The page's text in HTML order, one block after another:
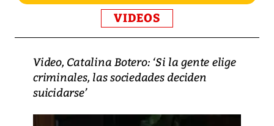
VIDEOS
Video, Catalina Botero: ‘Si la gente elige
criminales, las sociedades deciden
suicidarse’